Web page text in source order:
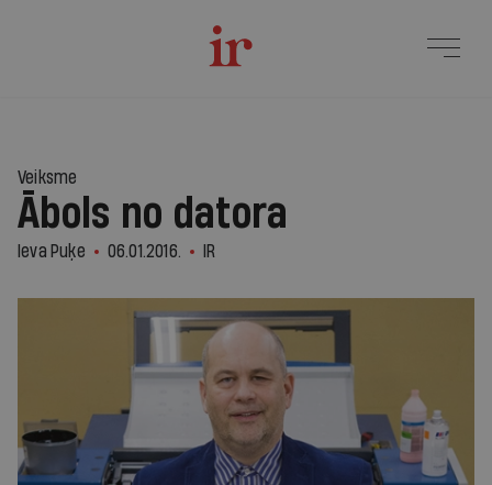
Veiksme
Ābols no datora
Ieva Puķe 06.01.2016. IR